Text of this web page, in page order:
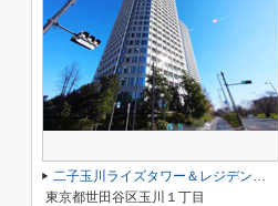
二子玉川ライズタワー＆レジデンスタワーウエスト
東京都世田谷区玉川１丁目